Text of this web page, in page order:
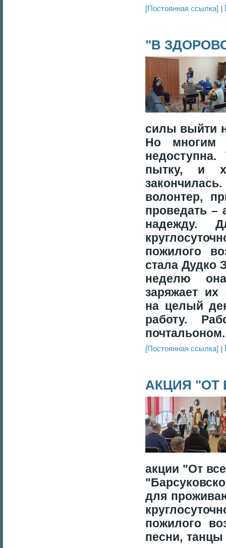
[Постоянная ссылка]
"В
силы выйти
Но многим
пытку, и
волонтер,
проведать –
надежду.
пожилого
стала Дудко
неделю
заряжает их
на целый
работу.
почтальоном.
[Постоянная ссылка]
АКЦИЯ "ОТ
акции "От
для
пожилого
песни,